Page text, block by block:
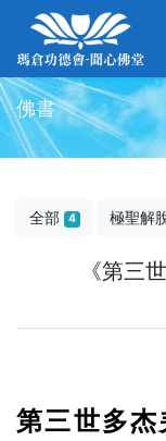
佛書
全部 4 極聖解
《第三
第三世多杰